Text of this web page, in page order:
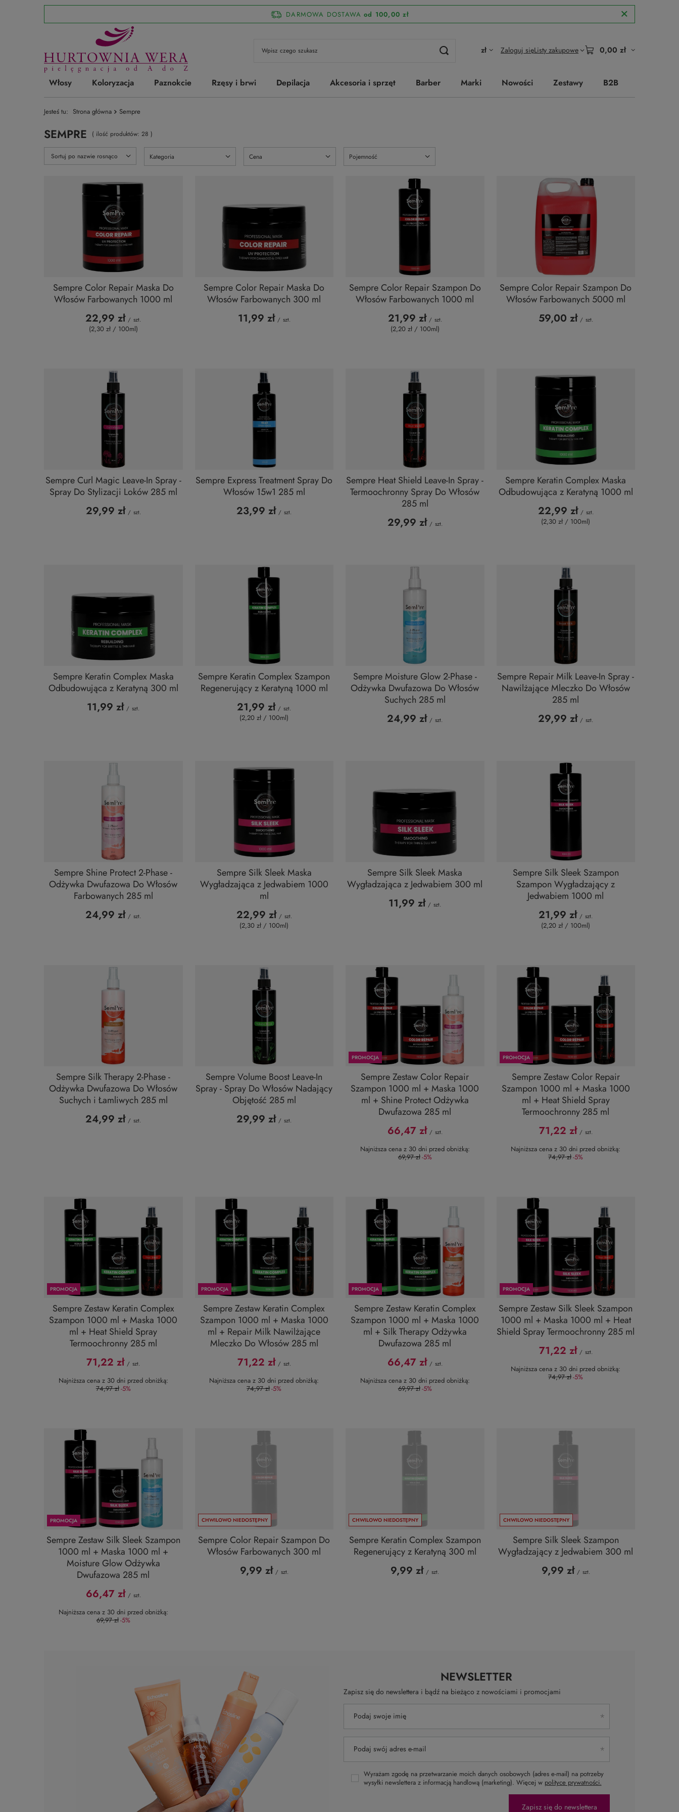
DARMOWA DOSTAWA od 100,00 zł
zł Zaloguj sięListy zakupowe 0,00 zł
Włosy Koloryzacja Paznokcie Rzęsy i brwi Depilacja Akcesoria i sprzęt Barber Marki Nowości Zestawy B2B
Jesteś tu: Strona główna Sempre
SEMPRE ( ilość produktów: 28 )
Zmień sortowanie
Sortuj po nazwie rosnąco Kategoria Cena Pojemność
Sempre Color Repair Maska Do
Włosów Farbowanych 1000 ml
22,99 zł / szt.
(2,30 zł / 100ml)
Sempre Color Repair Maska Do
Włosów Farbowanych 300 ml
11,99 zł / szt.
Sempre Color Repair Szampon Do
Włosów Farbowanych 1000 ml
21,99 zł / szt.
(2,20 zł / 100ml)
Sempre Color Repair Szampon Do
Włosów Farbowanych 5000 ml
59,00 zł / szt.
Sempre Curl Magic Leave-In Spray -
Spray Do Stylizacji Loków 285 ml
29,99 zł / szt.
Sempre Express Treatment Spray Do
Włosów 15w1 285 ml
23,99 zł / szt.
Sempre Heat Shield Leave-In Spray -
Termoochronny Spray Do Włosów
285 ml
29,99 zł / szt.
Sempre Keratin Complex Maska
Odbudowująca z Keratyną 1000 ml
22,99 zł / szt.
(2,30 zł / 100ml)
Sempre Keratin Complex Maska
Odbudowująca z Keratyną 300 ml
11,99 zł / szt.
Sempre Keratin Complex Szampon
Regenerujący z Keratyną 1000 ml
21,99 zł / szt.
(2,20 zł / 100ml)
Sempre Moisture Glow 2-Phase -
Odżywka Dwufazowa Do Włosów
Suchych 285 ml
24,99 zł / szt.
Sempre Repair Milk Leave-In Spray -
Nawilżające Mleczko Do Włosów
285 ml
29,99 zł / szt.
Sempre Shine Protect 2-Phase -
Odżywka Dwufazowa Do Włosów
Farbowanych 285 ml
24,99 zł / szt.
Sempre Silk Sleek Maska
Wygładzająca z Jedwabiem 1000
ml
22,99 zł / szt.
(2,30 zł / 100ml)
Sempre Silk Sleek Maska
Wygładzająca z Jedwabiem 300 ml
11,99 zł / szt.
Sempre Silk Sleek Szampon
Szampon Wygładzający z
Jedwabiem 1000 ml
21,99 zł / szt.
(2,20 zł / 100ml)
Sempre Silk Therapy 2-Phase -
Odżywka Dwufazowa Do Włosów
Suchych i Łamliwych 285 ml
24,99 zł / szt.
Sempre Volume Boost Leave-In
Spray - Spray Do Włosów Nadający
Objętość 285 ml
29,99 zł / szt.
PROMOCJA
Sempre Zestaw Color Repair
Szampon 1000 ml + Maska 1000
ml + Shine Protect Odżywka
Dwufazowa 285 ml
66,47 zł / szt.
Najniższa cena z 30 dni przed obniżką:
69,97 zł-5%
PROMOCJA
Sempre Zestaw Color Repair
Szampon 1000 ml + Maska 1000
ml + Heat Shield Spray
Termoochronny 285 ml
71,22 zł / szt.
Najniższa cena z 30 dni przed obniżką:
74,97 zł-5%
PROMOCJA
Sempre Zestaw Keratin Complex
Szampon 1000 ml + Maska 1000
ml + Heat Shield Spray
Termoochronny 285 ml
71,22 zł / szt.
Najniższa cena z 30 dni przed obniżką:
74,97 zł-5%
PROMOCJA
Sempre Zestaw Keratin Complex
Szampon 1000 ml + Maska 1000
ml + Repair Milk Nawilżające
Mleczko Do Włosów 285 ml
71,22 zł / szt.
Najniższa cena z 30 dni przed obniżką:
74,97 zł-5%
PROMOCJA
Sempre Zestaw Keratin Complex
Szampon 1000 ml + Maska 1000
ml + Silk Therapy Odżywka
Dwufazowa 285 ml
66,47 zł / szt.
Najniższa cena z 30 dni przed obniżką:
69,97 zł-5%
PROMOCJA
Sempre Zestaw Silk Sleek Szampon
1000 ml + Maska 1000 ml + Heat
Shield Spray Termoochronny 285 ml
71,22 zł / szt.
Najniższa cena z 30 dni przed obniżką:
74,97 zł-5%
PROMOCJA
Sempre Zestaw Silk Sleek Szampon
1000 ml + Maska 1000 ml +
Moisture Glow Odżywka
Dwufazowa 285 ml
66,47 zł / szt.
Najniższa cena z 30 dni przed obniżką:
69,97 zł-5%
CHWILOWO NIEDOSTĘPNY
Sempre Color Repair Szampon Do
Włosów Farbowanych 300 ml
9,99 zł / szt.
CHWILOWO NIEDOSTĘPNY
Sempre Keratin Complex Szampon
Regenerujący z Keratyną 300 ml
9,99 zł / szt.
CHWILOWO NIEDOSTĘPNY
Sempre Silk Sleek Szampon
Wygładzający z Jedwabiem 300 ml
9,99 zł / szt.
NEWSLETTER
Zapisz się do newslettera i bądź na bieżąco z nowościami i promocjami
Podaj swoje imię
Podaj swój adres e-mail
Wyrażam zgodę na przetwarzanie moich danych osobowych (adres e-mail) na potrzeby
wysyłki newslettera z informacją handlową (marketing). Więcej w polityce prywatności.
Zapisz się do newslettera